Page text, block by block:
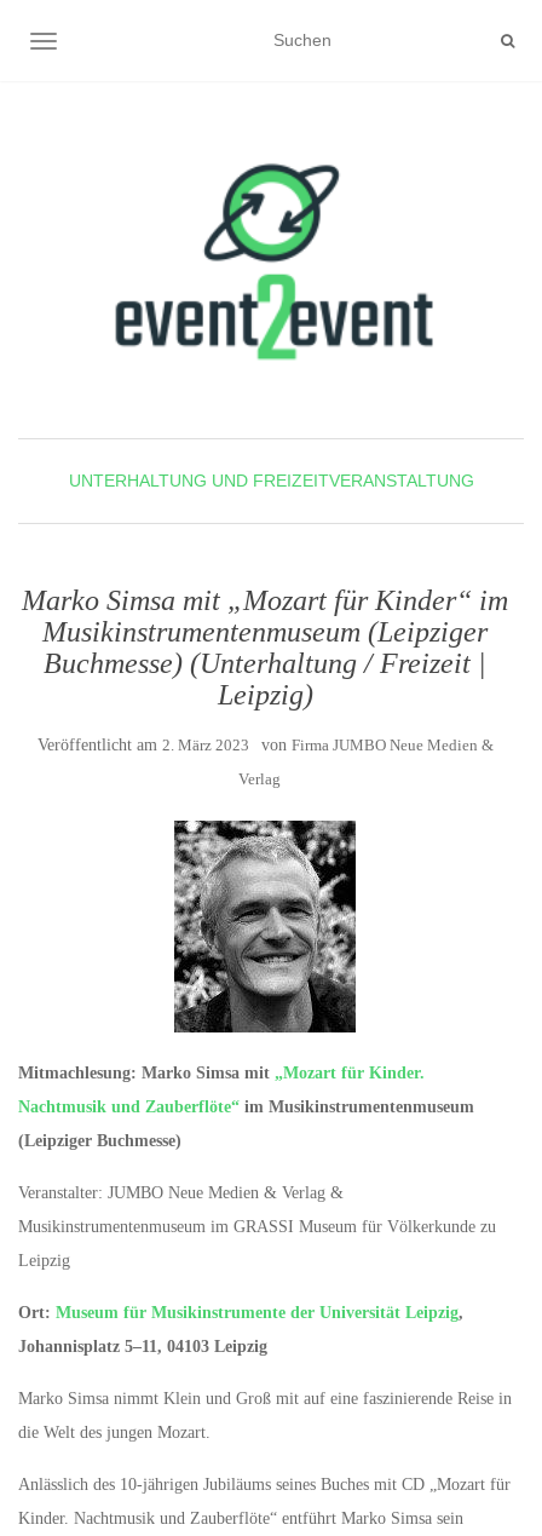
NAVIGATION UMSCHALTEN
UNTERHALTUNG UND FREIZEITVERANSTALTUNG
Marko Simsa mit „Mozart für Kinder“ im
Musikinstrumentenmuseum (Leipziger
Buchmesse) (Unterhaltung / Freizeit |
Leipzig)
Veröffentlicht am 2. März 2023 von Firma JUMBO Neue Medien &
Verlag
Mitmachlesung: Marko Simsa mit „Mozart für Kinder.
Nachtmusik und Zauberflöte“ im Musikinstrumentenmuseum
(Leipziger Buchmesse)
Veranstalter: JUMBO Neue Medien & Verlag &
Musikinstrumentenmuseum im GRASSI Museum für Völkerkunde zu
Leipzig
Ort: Museum für Musikinstrumente der Universität Leipzig,
Johannisplatz 5–11, 04103 Leipzig
Marko Simsa nimmt Klein und Groß mit auf eine faszinierende Reise in
die Welt des jungen Mozart.
Anlässlich des 10-jährigen Jubiläums seines Buches mit CD „Mozart für
Kinder. Nachtmusik und Zauberflöte“ entführt Marko Simsa sein